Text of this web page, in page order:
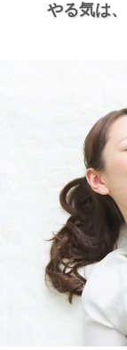
やる気は、